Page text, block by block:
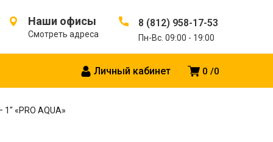
Наши офисы
Смотреть адреса
8 (812) 958-17-53
Пн-Вс. 09:00 - 19:00
0 0
Личный кабинет
«PRO AQUA»